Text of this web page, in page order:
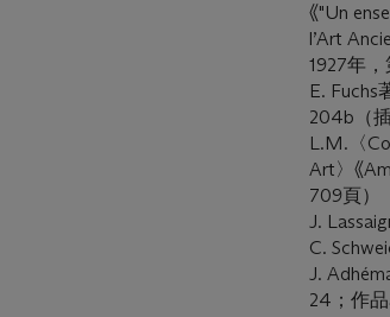
《"Un
l’Art
1927年，
E. Fuchs
204b（
L.M.〈
Art〉《
709頁）
J.
C.
J.
24；作品